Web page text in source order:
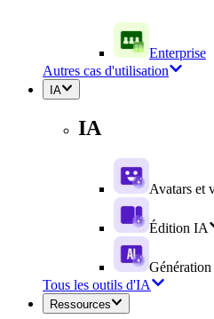
Enterprise
Autres cas d'utilisation
IA
IA
Avatars et
Édition IA
Tous les outils d'IA
Ressources